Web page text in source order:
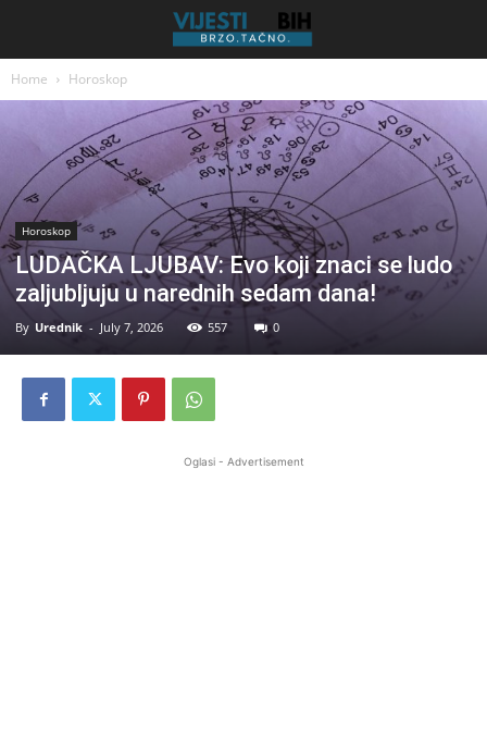
Home Horoskop
Horoskop
LUDAČKA LJUBAV: Evo koji znaci se ludo
zaljubljuju u narednih sedam dana!
By Urednik - July 7, 2026 557 0
Oglasi - Advertisement